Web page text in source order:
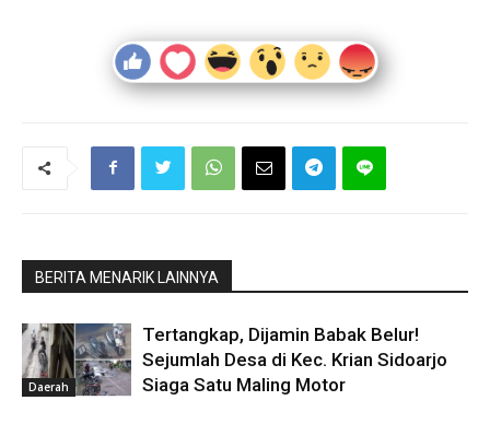
BERITA MENARIK LAINNYA
Daerah
Tertangkap, Dijamin Babak Belur!
Sejumlah Desa di Kec. Krian Sidoarjo
Siaga Satu Maling Motor